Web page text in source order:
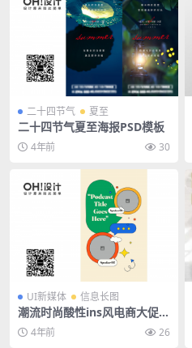
二十四节气 夏至
二十四节气夏至海报PSD模板
4年前 30
UI新媒体 信息长图
潮流时尚酸性ins风电商大促媒
体公众号排版设计ai设计素材
源文件
4年前 26